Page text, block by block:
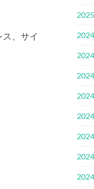
、サイ